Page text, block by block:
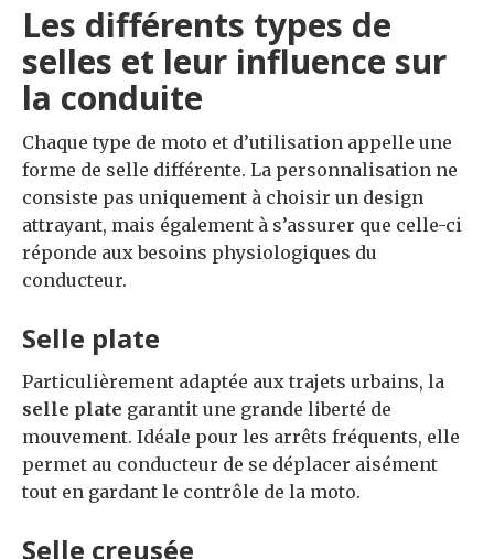
Les différents types de
selles et leur influence sur
la conduite
Chaque type de moto et d’utilisation appelle une
forme de selle différente. La personnalisation ne
consiste pas uniquement à choisir un design
attrayant, mais également à s’assurer que celle-ci
réponde aux besoins physiologiques du
conducteur.
Selle plate
Particulièrement adaptée aux trajets urbains, la
selle plate garantit une grande liberté de
mouvement. Idéale pour les arrêts fréquents, elle
permet au conducteur de se déplacer aisément
tout en gardant le contrôle de la moto.
Selle creusée